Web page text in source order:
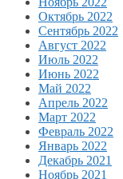
Октябрь 2022
Сентябрь 2022
Август 2022
Июль 2022
Июнь 2022
Май 2022
Апрель 2022
Март 2022
Февраль 2022
Январь 2022
Декабрь 2021
Ноябрь 2021